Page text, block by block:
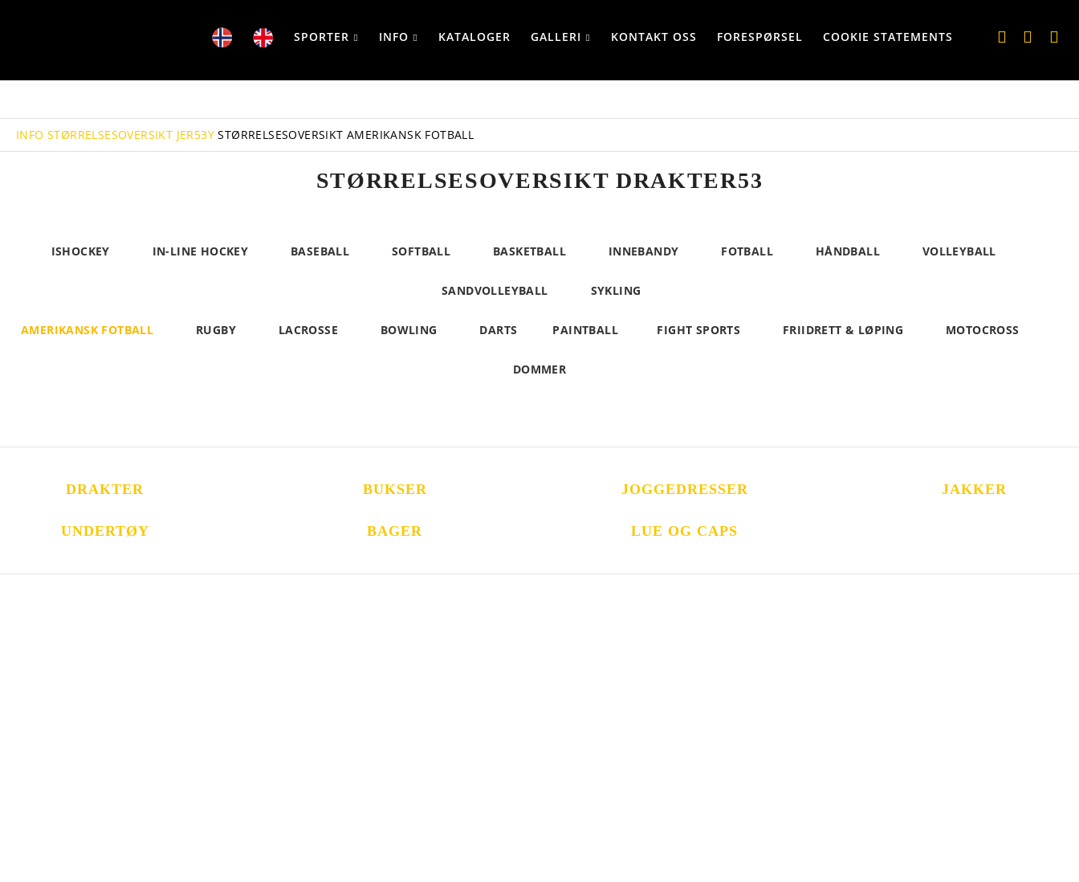
SPORTER INFO KATALOGER GALLERI KONTAKT OSS FORESPØRSEL COOKIE STATEMENTS
INFO STØRRELSESOVERSIKT JER53Y STØRRELSESOVERSIKT AMERIKANSK FOTBALL
STØRRELSESOVERSIKT DRAKTER53
ISHOCKEY IN-LINE HOCKEY BASEBALL SOFTBALL BASKETBALL INNEBANDY FOTBALL HÅNDBALL VOLLEYBALL
SANDVOLLEYBALL SYKLING
AMERIKANSK FOTBALL RUGBY LACROSSE BOWLING DARTS PAINTBALL FIGHT SPORTS FRIIDRETT & LØPING MOTOCROSS
DOMMER
DRAKTER BUKSER JOGGEDRESSER JAKKER
UNDERTØY BAGER LUE OG CAPS